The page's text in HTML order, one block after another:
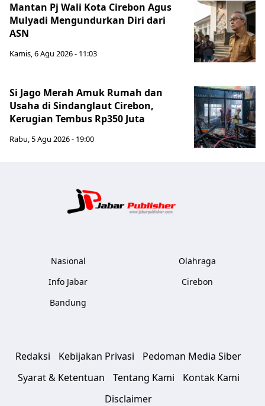
Mantan Pj Wali Kota Cirebon Agus
Mulyadi Mengundurkan Diri dari
ASN
Kamis, 6 Agu 2026 - 11:03
Si Jago Merah Amuk Rumah dan
Usaha di Sindanglaut Cirebon,
Kerugian Tembus Rp350 Juta
Rabu, 5 Agu 2026 - 19:00
Nasional
Info Jabar
Bandung
Olahraga
Cirebon
Redaksi Kebijakan Privasi
Pedoman Media Siber
Syarat & Ketentuan
Tentang Kami
Kontak Kami
Disclaimer